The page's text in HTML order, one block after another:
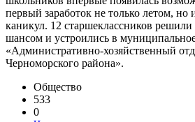
первый заработок не только летом, но
каникул. 12 старшеклассников решили
шансом и устроились в
«Административно-хозяйственный
Черноморского района».
Общество
533
0